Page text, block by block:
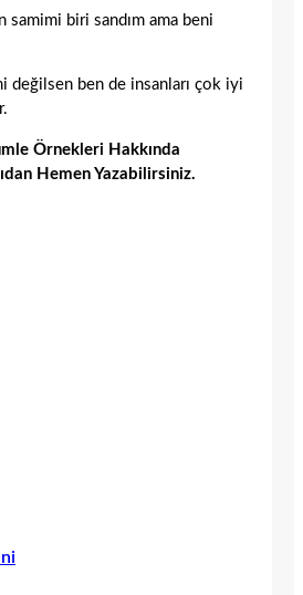
samimi biri sandım ama beni
değilsen ben de insanları çok iyi
Örnekleri Hakkında
Hemen Yazabilirsiniz.